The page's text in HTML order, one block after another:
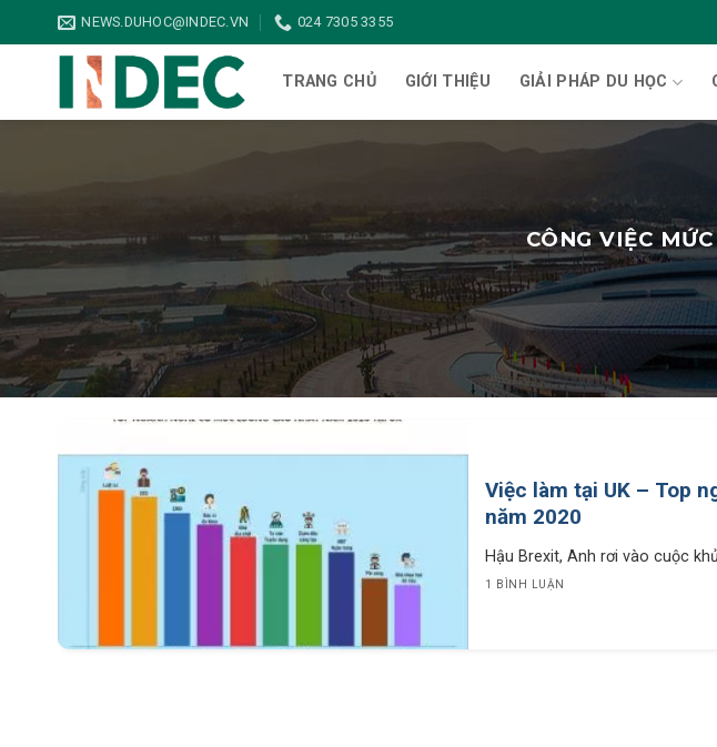
qua
NEWS.DUHOC@INDEC.VN 024 7305 3355
TRANG CHỦ GIỚI THIỆU GIẢI PHÁP DU HỌC
CÔNG VIỆC
Việc làm tại UK – Top
năm 2020
Hậu Brexit, Anh rơi vào cuộc
1 BÌNH LUẬN